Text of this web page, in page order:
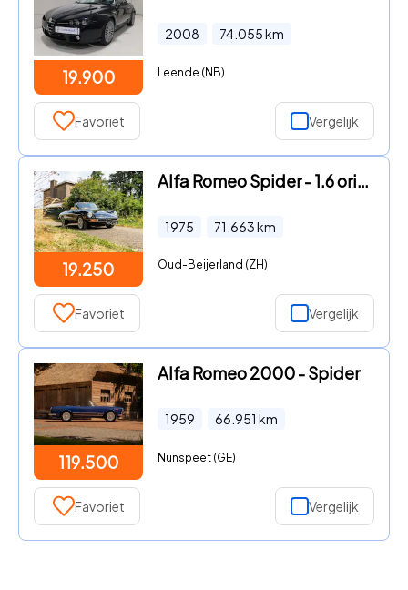
19.900
2008 74.055km
Leende (NB)
Favoriet Vergelijk
19.250
Alfa Romeo Spider - 1.6 orig. Nederlands geleverd
1975 71.663km
Oud-Beijerland (ZH)
Favoriet Vergelijk
119.500
Alfa Romeo 2000 - Spider
1959 66.951 km
Nunspeet (GE)
Favoriet Vergelijk